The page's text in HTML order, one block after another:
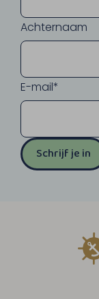
Achternaam
E-mail*
Schrijf je in